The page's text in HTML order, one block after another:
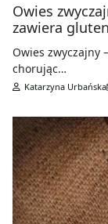
Owies
zawiera
Owies zwyczajny
chorując…
Katarzyna Urbańska